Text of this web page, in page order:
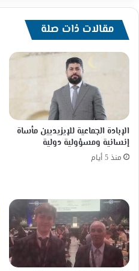
تفكير!
إعداد:
د.حنا
عيسى
–
مقالات ذات صلة
الإبادة الجماعية للإيزيديين مأساة
إنسانية ومسؤولية دولية
منذ 5 أيام